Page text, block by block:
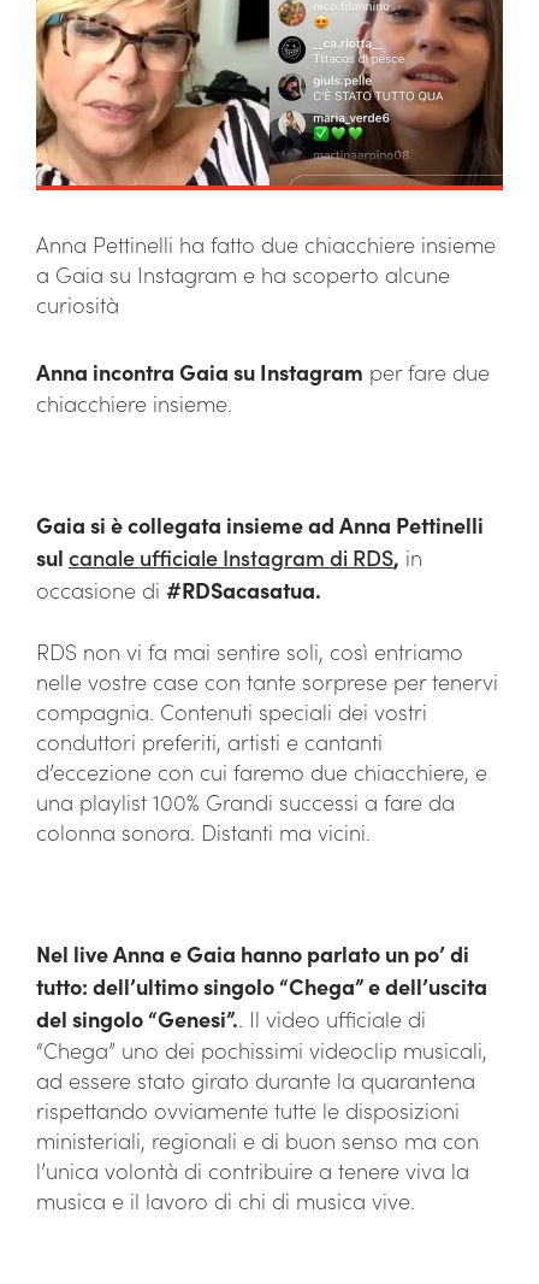
Anna Pettinelli ha fatto due chiacchiere insieme
a Gaia su Instagram e ha scoperto alcune
curiosità
Anna incontra Gaia su Instagram per fare due
chiacchiere insieme.
Gaia si è collegata insieme ad Anna Pettinelli
sul canale ufficiale Instagram di RDS, in
occasione di #RDSacasatua.
RDS non vi fa mai sentire soli, così entriamo
nelle vostre case con tante sorprese per tenervi
compagnia. Contenuti speciali dei vostri
conduttori preferiti, artisti e cantanti
d’eccezione con cui faremo due chiacchiere, e
una playlist 100% Grandi successi a fare da
colonna sonora. Distanti ma vicini.
Nel live Anna e Gaia hanno parlato un po’ di
tutto: dell’ultimo singolo “Chega” e dell’uscita
del singolo “Genesi”.. Il video ufficiale di
“Chega” uno dei pochissimi videoclip musicali,
ad essere stato girato durante la quarantena
rispettando ovviamente tutte le disposizioni
ministeriali, regionali e di buon senso ma con
l’unica volontà di contribuire a tenere viva la
musica e il lavoro di chi di musica vive.